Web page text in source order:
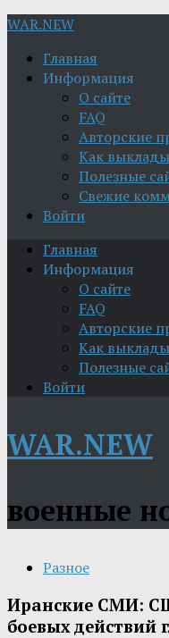
WAR.NEW
Главная
Информация
О сайте
FAQ
Авторские
Как
Полезные
Свежие
Войти
Главная
Информация
О сайте
FAQ
Авторские
Как
Полезные
Войти
WAR.NEW
военные
Разное
Иранские СМИ:
боевых действий